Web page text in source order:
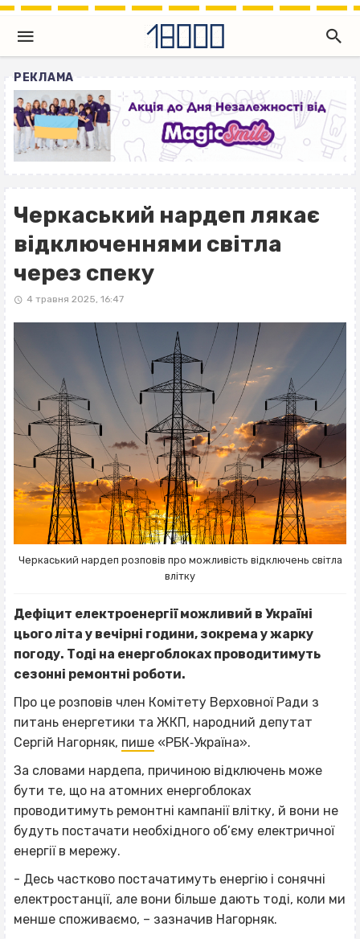
РЕКЛАМА
Черкаський нардеп лякає
відключеннями світла
через спеку
4 травня 2025, 16:47
Черкаський нардеп розповів про можливість відключень світла
влітку
Дефіцит електроенергії можливий в Україні
цього літа у вечірні години, зокрема у жарку
погоду. Тоді на енергоблоках проводитимуть
сезонні ремонтні роботи.
Про це розповів член Комітету Верховної Ради з
питань енергетики та ЖКП, народний депутат
Сергій Нагорняк, пише «РБК‐Україна».
За словами нардепа, причиною відключень може
бути те, що на атомних енергоблоках
проводитимуть ремонтні кампанії влітку, й вони не
будуть постачати необхідного об’єму електричної
енергії в мережу.
- Десь частково постачатимуть енергію і сонячні
електростанції, але вони більше дають тоді, коли ми
менше споживаємо, – зазначив Нагорняк.